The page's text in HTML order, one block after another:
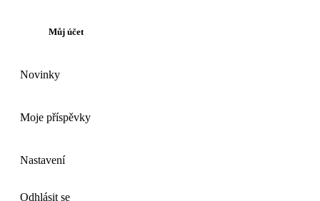
Můj účet
Novinky
Moje příspěvky
Nastavení
Odhlásit se